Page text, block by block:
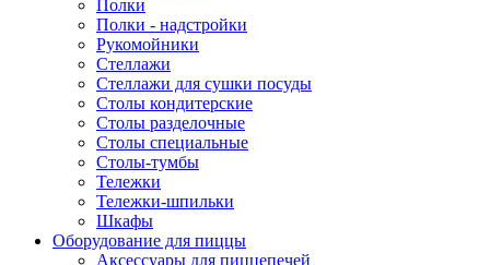
Полки
Полки - надстройки
Рукомойники
Стеллажи
Стеллажи для сушки посуды
Столы кондитерские
Столы разделочные
Столы специальные
Столы-тумбы
Тележки
Тележки-шпильки
Шкафы
Оборудование для пиццы
Аксессуары для пиццепечей